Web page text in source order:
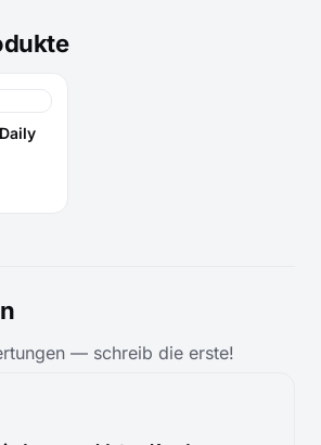
— schreib die erste!